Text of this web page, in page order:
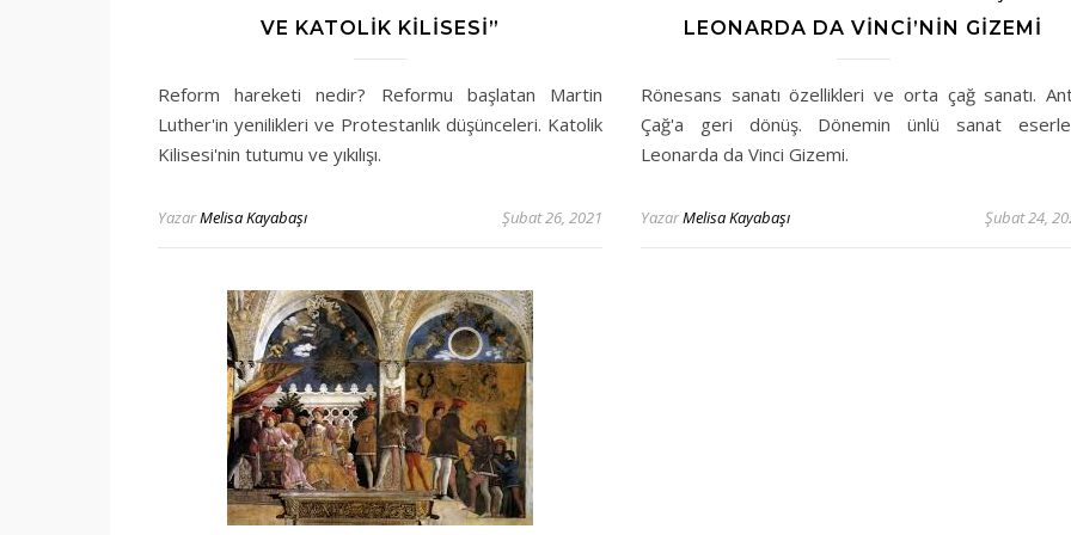
VE KATOLIK KILISESI”
Reform hareketi nedir? Reformu başlatan Martin
Luther'in yenilikleri ve Protestanlık düşünceleri. Katolik
Kilisesi'nin tutumu ve yıkılışı .
YazarMelisa Kayabaşı Şubat 26, 2021
LEONARDA DA VINCI’NIN GIZEMI
Rönesans sanatı özellikleri ve orta çağ sanatı.
Çağ'a geri dönüş. Dönemin ünlü sanat
Leonarda da Vinci Gizemi.
YazarMelisa Kayabaşı Şubat 24,